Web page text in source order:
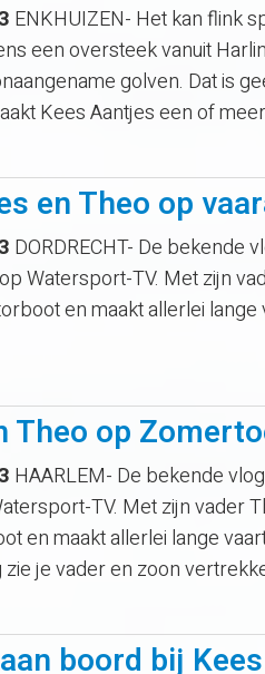
ENKHUIZEN- Het kan flink
een oversteek vanuit
golven. Dat is
Kees Aantjes een of
en Theo op
DORDRECHT- De bekende
Watersport-TV. Met zijn
en maakt allerlei lange
Theo op
HAARLEM- De bekende
TV. Met zijn vader
en maakt allerlei lange
je vader en zoon
boord bij